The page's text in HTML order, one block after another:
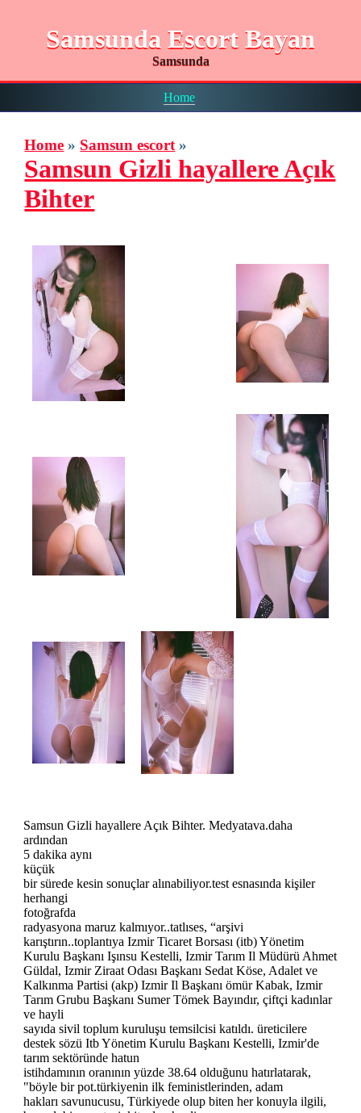
Samsunda Escort Bayan
Samsunda
Home
Home » Samsun escort »
Samsun Gizli hayallere Açık
Bihter
Samsun Gizli hayallere Açık Bihter. Medyatava.daha
ardından
5 dakika aynı
küçük
bir sürede kesin sonuçlar alınabiliyor.test esnasında kişiler
herhangi
fotoğrafda
radyasyona maruz kalmıyor..tatlıses, “arşivi
karıştırın..toplantıya Izmir Ticaret Borsası (itb) Yönetim
Kurulu Başkanı Işınsu Kestelli, Izmir Tarım Il Müdürü Ahmet
Güldal, Izmir Ziraat Odası Başkanı Sedat Köse, Adalet ve
Kalkınma Partisi (akp) Izmir Il Başkanı ömür Kabak, Izmir
Tarım Grubu Başkanı Sumer Tömek Bayındır, çiftçi kadınlar
ve hayli
sayıda sivil toplum kuruluşu temsilcisi katıldı. üreticilere
destek sözü Itb Yönetim Kurulu Başkanı Kestelli, Izmir'de
tarım sektöründe hatun
istihdamının oranının yüzde 38.64 olduğunu hatırlatarak,
"böyle bir pot.türkiyenin ilk feministlerinden, adam
hakları savunucusu, Türkiyede olup biten her konuyla ilgili,